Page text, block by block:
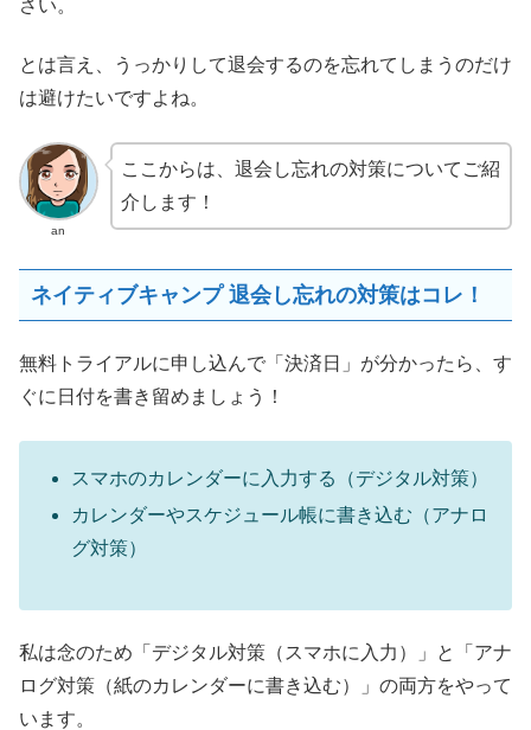
さい。
とは言え、うっかりして退会するのを忘れてしまうのだけ
は避けたいですよね。
an
ここからは、退会し忘れの対策についてご紹
介します！
ネイティブキャンプ 退会し忘れの対策はコレ！
無料トライアルに申し込んで「決済日」が分かったら、す
ぐに日付を書き留めましょう！
スマホのカレンダーに入力する（デジタル対策）
カレンダーやスケジュール帳に書き込む（アナロ
グ対策）
私は念のため「デジタル対策（スマホに入力）」と「アナ
ログ対策（紙のカレンダーに書き込む）」の両方をやって
います。